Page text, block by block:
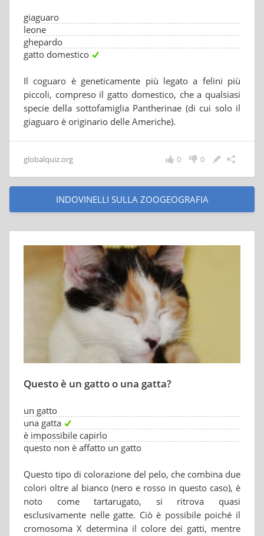
giaguaro
leone
ghepardo
gatto domestico
Il coguaro è geneticamente più legato a felini più
piccoli, compreso il gatto domestico, che a qualsiasi
specie della sottofamiglia Pantherinae (di cui solo il
giaguaro è originario delle Americhe).
globalquiz.org 0
0
INDOVINELLI SULLA ZOOGEOGRAFIA
Questo è un gatto o una gatta?
un gatto
una gatta
è impossibile capirlo
questo non è affatto un gatto
Questo tipo di colorazione del pelo, che combina due
colori oltre al bianco (nero e rosso in questo caso), è
noto come tartarugato, si ritrova quasi
esclusivamente nelle gatte. Ciò è possibile poiché il
cromosoma X determina il colore dei gatti, mentre